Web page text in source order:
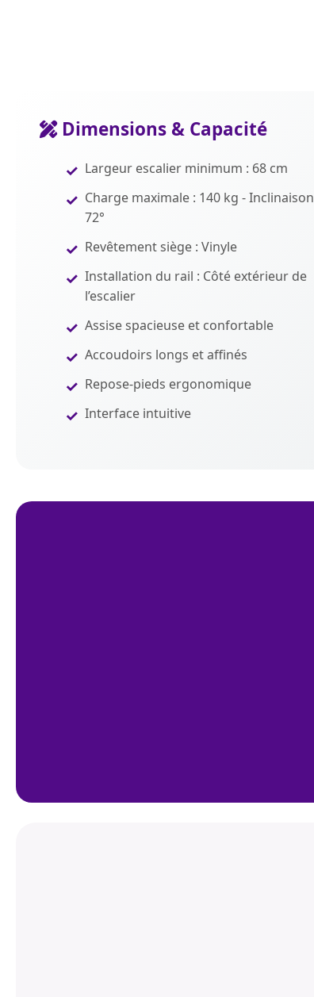
Dimensions & Capacité
Largeur escalier minimum : 68 cm
Charge maximale : 140 kg - Inclinaison
72°
Revêtement siège : Vinyle
Installation du rail : Côté extérieur de
l’escalier
Assise spacieuse et confortable
Accoudoirs longs et affinés
Repose-pieds ergonomique
Interface intuitive